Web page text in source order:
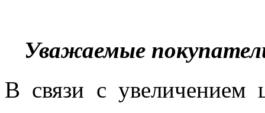
Уважаемые
В связи с